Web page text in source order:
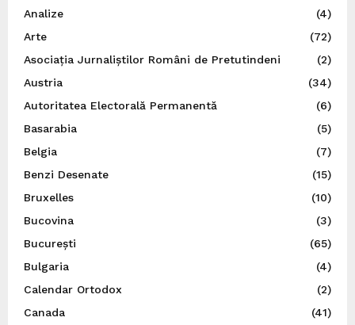
Analize
(4)
Arte
(72)
Asociația Jurnaliștilor Români de Pretutindeni
(2)
Austria
(34)
Autoritatea Electorală Permanentă
(6)
Basarabia
(5)
Belgia
(7)
Benzi Desenate
(15)
Bruxelles
(10)
Bucovina
(3)
București
(65)
Bulgaria
(4)
Calendar Ortodox
(2)
Canada
(41)